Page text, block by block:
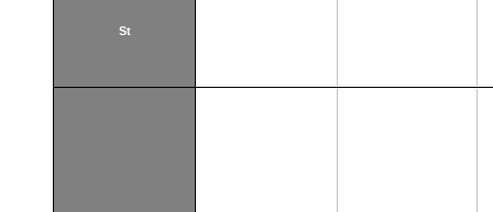
St